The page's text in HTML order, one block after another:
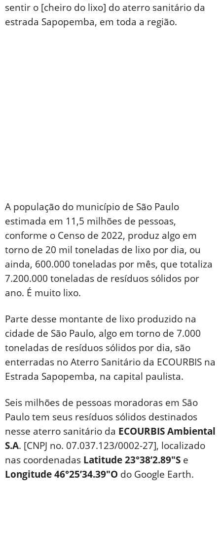
sentir o [cheiro do lixo] do aterro sanitário da
estrada Sapopemba, em toda a região.
A população do município de São Paulo
estimada em 11,5 milhões de pessoas,
conforme o Censo de 2022, produz algo em
torno de 20 mil toneladas de lixo por dia, ou
ainda, 600.000 toneladas por mês, que totaliza
7.200.000 toneladas de resíduos sólidos por
ano. É muito lixo.
Parte desse montante de lixo produzido na
cidade de São Paulo, algo em torno de 7.000
toneladas de resíduos sólidos por dia, são
enterradas no Aterro Sanitário da ECOURBIS na
Estrada Sapopemba, na capital paulista.
Seis milhões de pessoas moradoras em São
Paulo tem seus resíduos sólidos destinados
nesse aterro sanitário da ECOURBIS Ambiental
S.A. [CNPJ no. 07.037.123/0002-27], localizado
nas coordenadas Latitude 23°38’2.89″S e
Longitude 46°25’34.39″O do Google Earth.